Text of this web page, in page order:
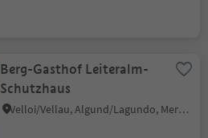
Berg-Gasthof Leiteralm-
Schutzhaus
Velloi/Vellau, Algund/Lagundo, Meran/Merano and environs